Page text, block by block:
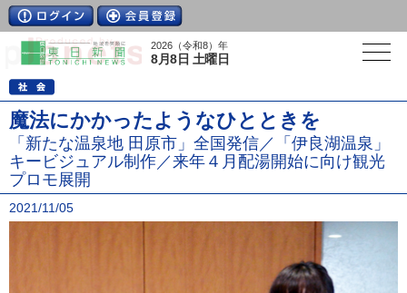
2026（令和8）年
8月8日 土曜日
魔法にかかったようなひとときを
「新たな温泉地 田原市」全国発信／「伊良湖温泉」
キービジュアル制作／来年４月配湯開始に向け観光
プロモ展開
2021/11/05